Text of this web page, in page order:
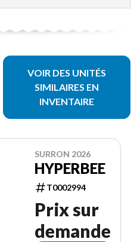
VOIR DES UNITÉS
SIMILAIRES EN
INVENTAIRE
SURRON 2026
HYPERBEE
T0002994
Prix sur
demande